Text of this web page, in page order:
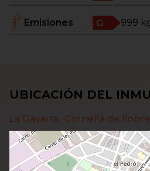
Emisiones 999
UBICACIÓN DEL
La Gavarra · Cornellà de